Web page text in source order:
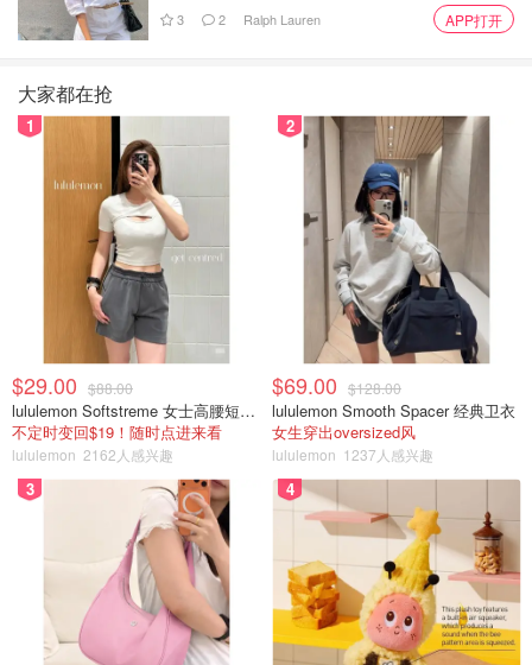
3 2 Ralph Lauren APP打开
大家都在抢
1
$29.00 $88.00
lululemon Softstreme 女士高腰短裤 10cm
不定时变回$19！随时点进来看
lululemon 2162人感兴趣
2
$69.00 $128.00
lululemon Smooth Spacer 经典卫衣
女生穿出oversized风
lululemon 1237人感兴趣
3 4